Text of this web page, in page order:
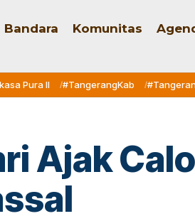
Bandara Komunitas
Pura II #TangerangKab
Ajak